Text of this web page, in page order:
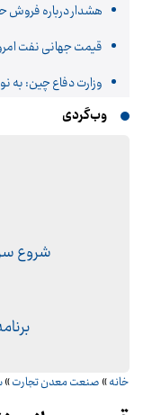
هشدار درباره فروش
قیمت جهانی نفت امروز ۱۶ مرداد؛ هر بشکه برنت ۸۳ دلار و
وزارت دفاع چین: به
وب‌گردی
شروع